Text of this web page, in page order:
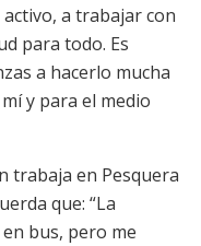
a trabajar con
para todo. Es
a hacerlo mucha
y para el medio
trabaja en Pesquera
que: “La
bus, pero me